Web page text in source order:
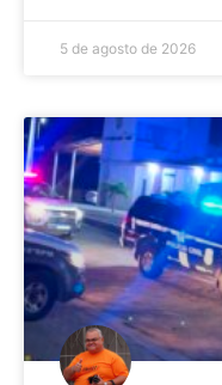
5 de agosto de 2026